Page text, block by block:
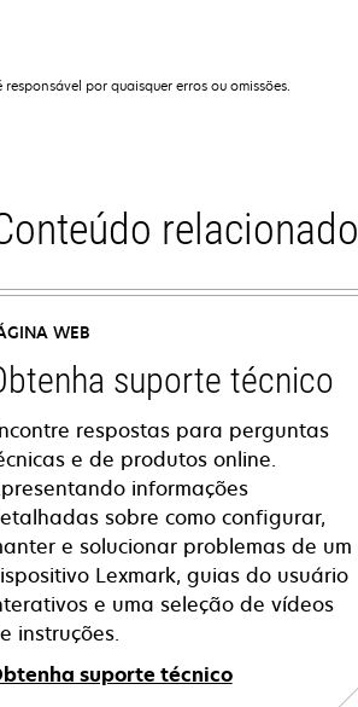
por quaisquer erros ou omissões.
relacionado
WEB
suporte técnico
respostas para perguntas
e de produtos online.
informações
sobre como configurar,
e solucionar problemas de um
Lexmark, guias do usuário
e uma seleção de vídeos
instruções.
suporte técnico